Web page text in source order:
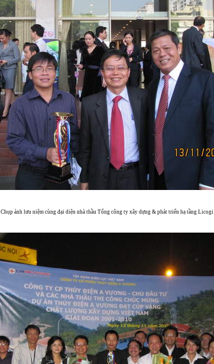
Chụp ảnh lưu niệm cùng đại diện nhà thầu Tổng công ty xây dựng & phát triển hạ tầng Licogi